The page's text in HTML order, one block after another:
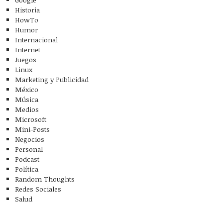
Historia
HowTo
Humor
Internacional
Internet
Juegos
Linux
Marketing y Publicidad
México
Música
Medios
Microsoft
Mini-Posts
Negocios
Personal
Podcast
Política
Random Thoughts
Redes Sociales
Salud